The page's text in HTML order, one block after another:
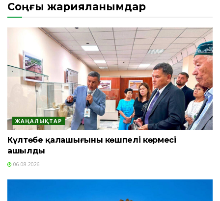
Соңғы жарияланымдар
ЖАҢАЛЫҚТАР
Күлтөбе қалашығының көшпелі көрмесі
ашылды
06.08.2026